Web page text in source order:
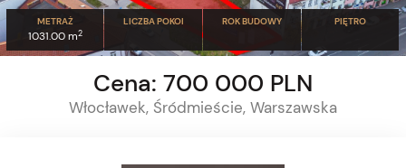
METRAŻ
1031.00 m2
LICZBA POKOI ROK BUDOWY PIĘTRO
Cena: 700 000 PLN
Włocławek, Śródmieście, Warszawska